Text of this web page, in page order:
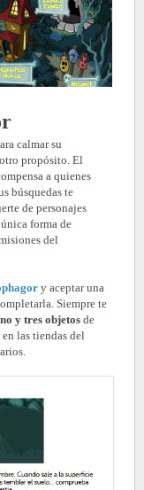
calmar su
propósito. El
a quienes
búsquedas te
de personajes
forma de
del
y aceptar una
Siempre te
y tres objetosde
las tiendas del